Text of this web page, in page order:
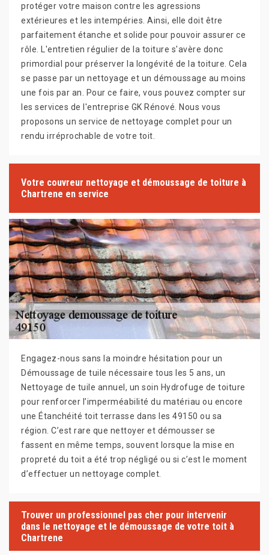
protéger votre maison contre les agressions
extérieures et les intempéries. Ainsi, elle doit être
parfaitement étanche et solide pour pouvoir assurer ce
rôle. L'entretien régulier de la toiture s'avère donc
primordial pour préserver la longévité de la toiture. Cela
se passe par un nettoyage et un démoussage au moins
une fois par an. Pour ce faire, vous pouvez compter sur
les services de l'entreprise GK Rénové. Nous vous
proposons un service de nettoyage complet pour un
rendu irréprochable de votre toit.
Votre couvreur nettoyage et démoussage de toiture à
Chartrene en service
Engagez-nous sans la moindre hésitation pour un
Démoussage de tuile nécessaire tous les 5 ans, un
Nettoyage de tuile annuel, un soin Hydrofuge de toiture
pour renforcer l’imperméabilité du matériau ou encore
une Étanchéité toit terrasse dans les 49150 ou sa
région. C’est rare que nettoyer et démousser se
fassent en même temps, souvent lorsque la mise en
propreté du toit a été trop négligé ou si c’est le moment
d’effectuer un nettoyage complet.
Trouver un professionnel pas cher pour intervenir
dans le nettoyage et le démoussage de votre toit à
Chartrene